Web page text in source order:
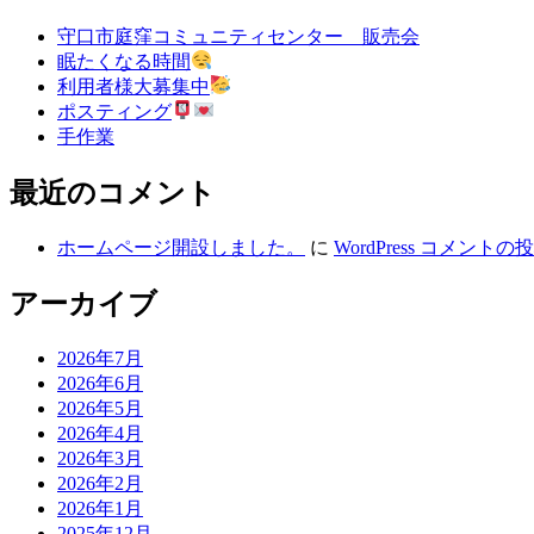
守口市庭窪コミュニティセンター 販売会
眠たくなる時間
利用者様大募集中
ポスティング
手作業
最近のコメント
ホームページ開設しました。 に WordPress コメントの
アーカイブ
2026年7月
2026年6月
2026年5月
2026年4月
2026年3月
2026年2月
2026年1月